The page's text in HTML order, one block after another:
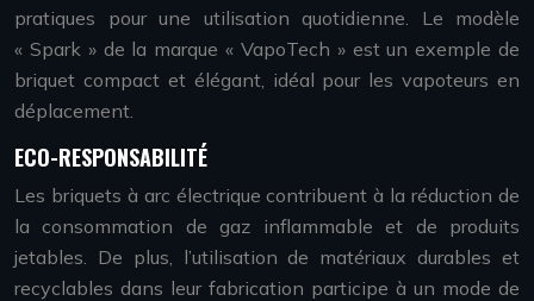
pratiques pour une utilisation quotidienne. Le modèle
« Spark » de la marque « VapoTech » est un exemple de
briquet compact et élégant, idéal pour les vapoteurs en
déplacement.
ECO-RESPONSABILITÉ
Les briquets à arc électrique contribuent à la réduction de
la consommation de gaz inflammable et de produits
jetables. De plus, l’utilisation de matériaux durables et
recyclables dans leur fabrication participe à un mode de